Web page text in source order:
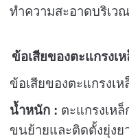
ทำความสะอาดบริเว
ข้อเสียของตะแกรงเ
ข้อเสียของตะแกรงเ
น้ำหนัก : ตะแกรงเห
ขนย้ายและติดตั้งยุ่งย